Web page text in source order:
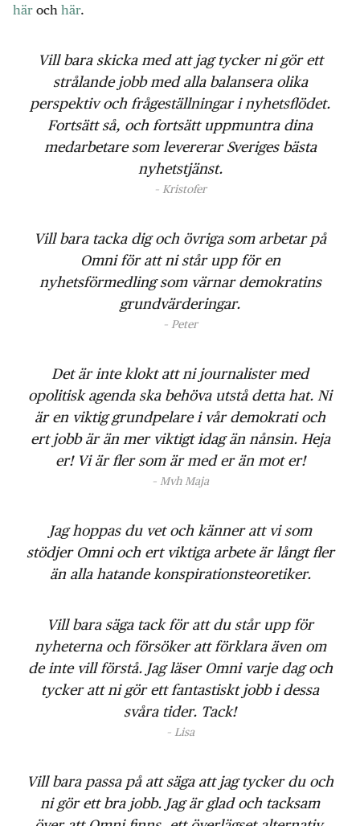
här och här.
Vill bara skicka med att jag tycker ni gör ett
strålande jobb med alla balansera olika
perspektiv och frågeställningar i nyhetsflödet.
Fortsätt så, och fortsätt uppmuntra dina
medarbetare som levererar Sveriges bästa
nyhetstjänst.
– Kristofer
Vill bara tacka dig och övriga som arbetar på
Omni för att ni står upp för en
nyhetsförmedling som värnar demokratins
grundvärderingar.
– Peter
Det är inte klokt att ni journalister med
opolitisk agenda ska behöva utstå detta hat. Ni
är en viktig grundpelare i vår demokrati och
ert jobb är än mer viktigt idag än nånsin. Heja
er! Vi är fler som är med er än mot er!
– Mvh Maja
Jag hoppas du vet och känner att vi som
stödjer Omni och ert viktiga arbete är långt fler
än alla hatande konspirationsteoretiker.
Vill bara säga tack för att du står upp för
nyheterna och försöker att förklara även om
de inte vill förstå. Jag läser Omni varje dag och
tycker att ni gör ett fantastiskt jobb i dessa
svåra tider. Tack!
– Lisa
Vill bara passa på att säga att jag tycker du och
ni gör ett bra jobb. Jag är glad och tacksam